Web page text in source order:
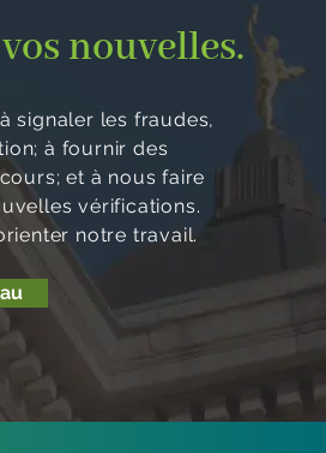
nouvelles.
signaler les fraudes,
à fournir des
et à nous faire
vérifications.
notre travail.